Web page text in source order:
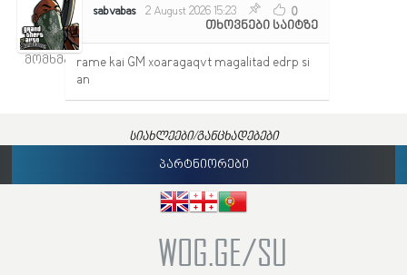
მომხმარებელი
sabvabas 2 August 2026 15:23 0
თხოვნები საიტზე
rame kai GM xoaragaqvt magalitad edrp si
an
სიახლეები/განცხადებები
პარტნიორები
WOG.GE/SU